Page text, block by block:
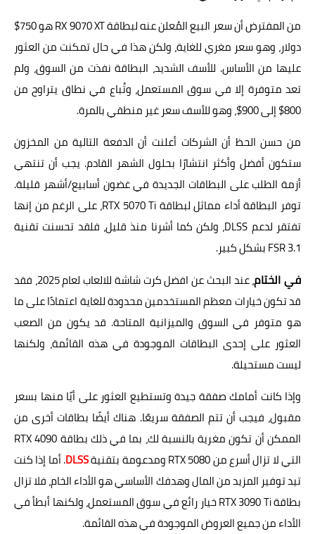
من المفترض أن سعر البيع المُعلن عنه لبطاقة RX 9070 XT هو 750$
دولار، وهو سعر مغري للغاية، ولكن هذا في حال تمكنت من العثور
عليها من الأساس. للأسف الشديد، البطاقة نفذت من السوق، ولم
تعد متوفرة إلا في سوق المستعمل، وتُباع في نطاق يتراوح من
800$ إلى 900$، وهو للأسف سعر غير منطقي بالمرة.
من حسن الحظ أن الشركات أعلنت أن الدفعة التالية من المخزون
ستكون أفضل وأكثر انتشارًا بحلول الشهر القادم. يجب أن تنتهي
أزمة الطلب على البطاقات الجديدة في غضون أسابيع/أشهر قليلة.
توفر البطاقة أداء مماثل لبطاقة RTX 5070 Ti، على الرغم من إنها
تفتقر لدعم DLSS، ولكن كما أشرنا منذ قليل، فلقد تحسنت تقنية
FSR 3.1 بشكل كبير.
في الختام
، عند البحث عن افضل كرت شاشة للالعاب لعام 2025، فقد
قد تكون خيارات معظم المستخدمين محدودة للغاية اعتمادًا على ما
هو متوفر في السوق والميزانية المتاحة. قد يكون من الصعب
العثور على إحدى البطاقات الموجودة في هذه القائمة، ولكنها
ليست مستحيلة.
وإذا كانت أمامك صفقة جيدة وتستطيع العثور على أيًا منها بسعر
مقبول، فيجب أن تتم الصفقة سريعًا. هناك أيضًا بطاقات أخرى من
الممكن أن تكون مغرية بالنسبة لك، بما في ذلك بطاقة RTX 4090
التي لا تزال أسرع من RTX 5080 ومدعومة بتقنية
DLSS. أما إذا كنت
تيد توفير المزيد من المال وهدفك الأساسي هو الأداء الخام، فلا تزال
بطاقة RTX 3090 Ti خيار رائع في سوق المستعمل، ولكنها أبطأ في
الأداء من جميع العروض الموجودة في هذه القائمة.